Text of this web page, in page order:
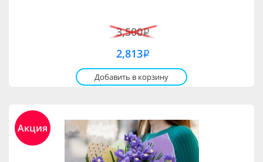
3,500i
2,813i
Добавить в корзину
Акция